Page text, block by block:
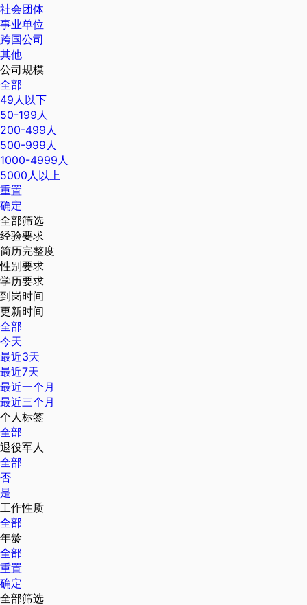
社会团体
事业单位
跨国公司
其他
公司规模
全部
49人以下
50-199人
200-499人
500-999人
1000-4999人
5000人以上
重置
确定
全部筛选
经验要求
简历完整度
性别要求
学历要求
到岗时间
更新时间
全部
今天
最近3天
最近7天
最近一个月
最近三个月
个人标签
全部
退役军人
全部
否
是
工作性质
全部
年龄
全部
重置
确定
全部筛选